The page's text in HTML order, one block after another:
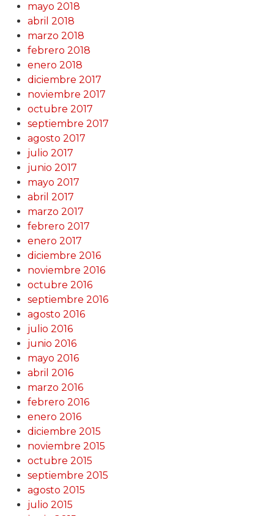
mayo 2018
abril 2018
marzo 2018
febrero 2018
enero 2018
diciembre 2017
noviembre 2017
octubre 2017
septiembre 2017
agosto 2017
julio 2017
junio 2017
mayo 2017
abril 2017
marzo 2017
febrero 2017
enero 2017
diciembre 2016
noviembre 2016
octubre 2016
septiembre 2016
agosto 2016
julio 2016
junio 2016
mayo 2016
abril 2016
marzo 2016
febrero 2016
enero 2016
diciembre 2015
noviembre 2015
octubre 2015
septiembre 2015
agosto 2015
julio 2015